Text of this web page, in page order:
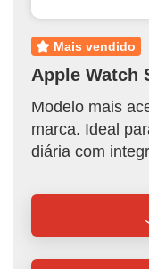
mais vendido
Apple Watch
Modelo mais
marca. Ideal
diária com